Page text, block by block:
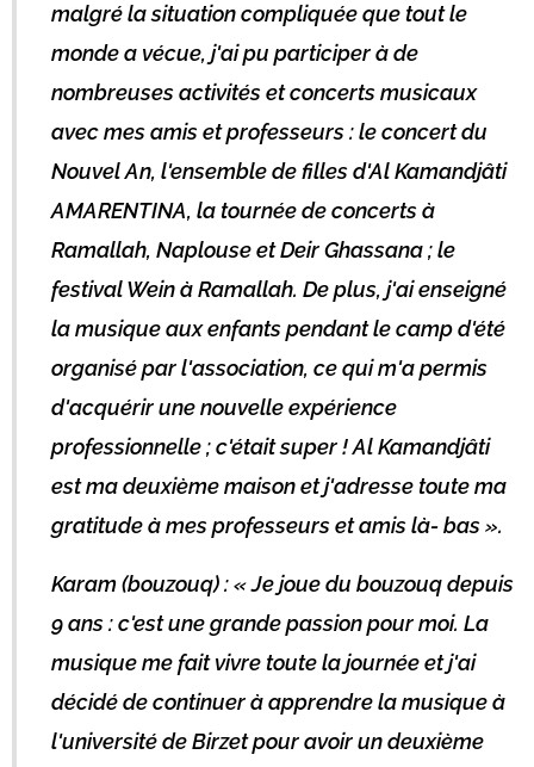
malgré la situation compliquée que tout le
monde a vécue, j'ai pu participer à de
nombreuses activités et concerts musicaux
avec mes amis et professeurs : le concert du
Nouvel An, l'ensemble de filles d'Al Kamandjâti
AMARENTINA, la tournée de concerts à
Ramallah, Naplouse et Deir Ghassana ; le
festival Wein à Ramallah. De plus, j'ai enseigné
la musique aux enfants pendant le camp d'été
organisé par l'association, ce qui m'a permis
d'acquérir une nouvelle expérience
professionnelle ; c'était super ! Al Kamandjâti
est ma deuxième maison et j'adresse toute ma
gratitude à mes professeurs et amis là- bas ».
Karam (bouzouq) : « Je joue du bouzouq depuis
9 ans : c'est une grande passion pour moi. La
musique me fait vivre toute la journée et j'ai
décidé de continuer à apprendre la musique à
l'université de Birzet pour avoir un deuxième